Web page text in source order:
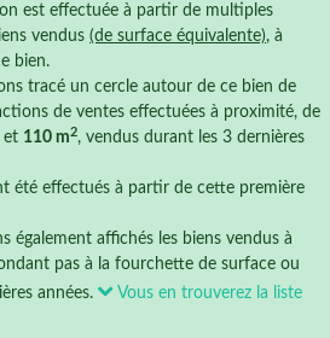
est effectuée à partir de multiples
vendus (de surface équivalente), à
bien.
tracé un cercle autour de ce bien de
de ventes effectuées à proximité, de
et 110 m2, vendus durant les 3 dernières
été effectués à partir de cette première
également affichés les biens vendus à
pas à la fourchette de surface ou
années.
Vous en trouverez la liste